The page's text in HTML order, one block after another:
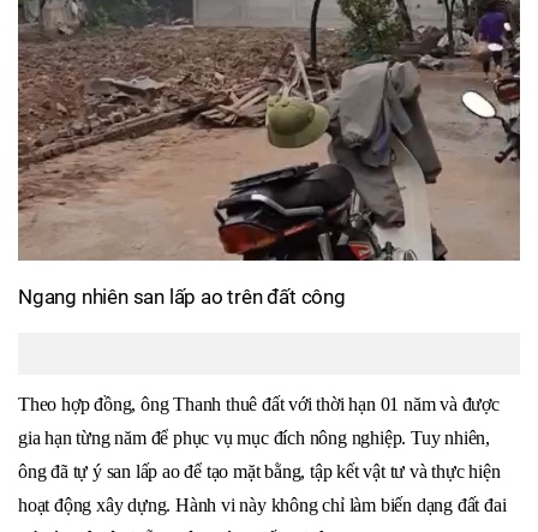
Ngang nhiên san lấp ao trên đất công
Theo hợp đồng, ông Thanh thuê đất với thời hạn 01 năm và được
gia hạn từng năm để phục vụ mục đích nông nghiệp. Tuy nhiên,
ông đã tự ý san lấp ao để tạo mặt bằng, tập kết vật tư và thực hiện
hoạt động xây dựng. Hành vi này không chỉ làm biến dạng đất đai